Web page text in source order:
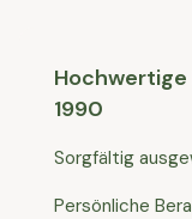
Hochwertige
1990
Sorgfältig
Persönliche